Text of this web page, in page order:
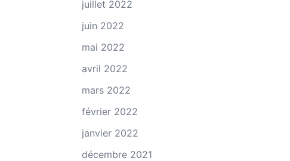
juillet 2022
juin 2022
mai 2022
avril 2022
mars 2022
février 2022
janvier 2022
décembre 2021